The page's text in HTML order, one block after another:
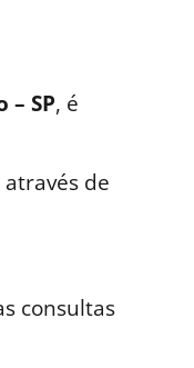
SP, é
de
consultas